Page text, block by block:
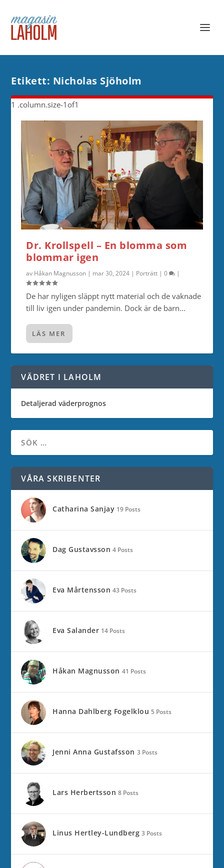
Etikett: Nicholas Sjöholm
Dr. Krollspell – En blomma som
blommar igen
av Håkan Magnusson | mar 30, 2024 | Porträtt |0 |
De har nyligen släppt nytt material och de vaknade
till liv igen under pandemin. Dock är de barn...
LÄS MER
VÄDRET I LAHOLM
Detaljerad väderprognos
VÅRA SKRIBENTER
Catharina Sanjay 19 Posts
Dag Gustavsson 4 Posts
Eva Mårtensson 43 Posts
Eva Salander 14 Posts
Håkan Magnusson 41 Posts
Hanna Dahlberg Fogelklou 5 Posts
Jenni Anna Gustafsson 3 Posts
Lars Herbertsson 8 Posts
Linus Hertley-Lundberg 3 Posts